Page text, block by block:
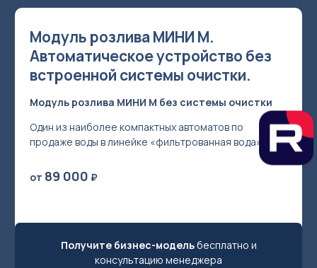
Модуль розлива МИНИ М.
Автоматическое устройство без
встроенной системы очистки.
Модуль розлива МИНИ М без системы очистки
Один из наиболее компактных автоматов по
продаже воды в линейке «фильтрованная вода»
от 89 000 ₽
Получите бизнес-модельбесплатно и
консультацию менеджера